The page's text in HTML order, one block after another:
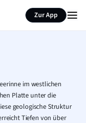
Zur App
im westlichen
Platte unter die
geologische Struktur
Tiefen von über